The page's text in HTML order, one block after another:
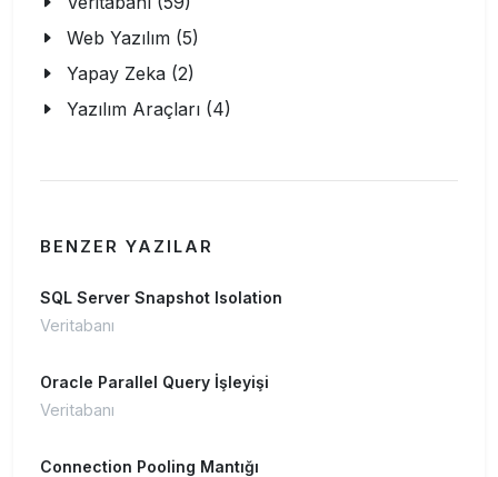
Web Yazılım (5)
Yapay Zeka (2)
Yazılım Araçları (4)
BENZER YAZILAR
SQL Server Snapshot Isolation
Veritabanı
Oracle Parallel Query İşleyişi
Veritabanı
Connection Pooling Mantığı